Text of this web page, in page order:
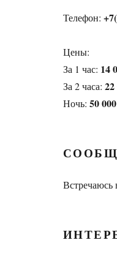
Телефон:
Цены:
За 1 час: 14
За 2 часа:
Ночь: 50
Встречаюсь